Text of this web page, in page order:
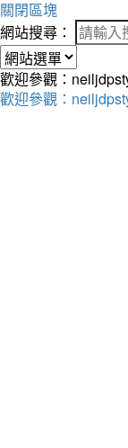
關閉區塊
網站搜尋：
歡迎參觀：
歡迎參觀：